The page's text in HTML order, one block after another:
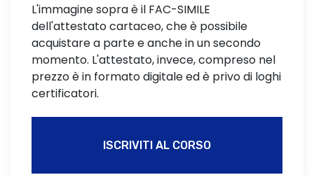
L'immagine sopra è il FAC-SIMILE
dell'attestato cartaceo, che è possibile
acquistare a parte e anche in un secondo
momento. L'attestato, invece, compreso nel
prezzo è in formato digitale ed è privo di loghi
certificatori.
ISCRIVITI AL CORSO